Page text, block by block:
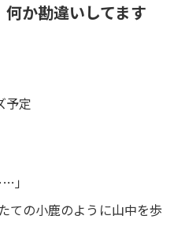
何か勘違いしてます
予定
」
ての小鹿のように山中を歩